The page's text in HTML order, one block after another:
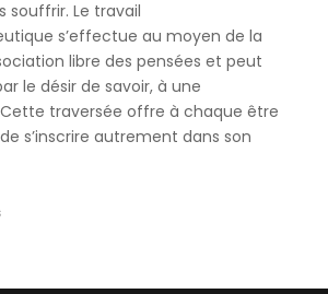
souffrir. Le travail
s’effectue au moyen de la
libre des pensées et peut
le désir de savoir, à une
traversée offre à chaque être
s’inscrire autrement dans son